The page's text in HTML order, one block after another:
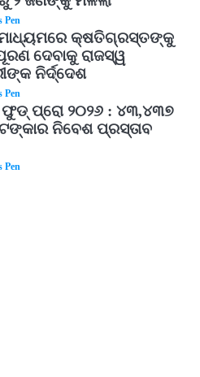
Pen
କ୍ଷତିଗ୍ରସ୍ତଙ୍କୁ
ଦେବାକୁ ରାଜସ୍ୱ
ନିର୍ଦ୍ଦେଶ
Pen
ଫୁଡ୍ ପ୍ରୋ ୨୦୨୬ : ୪୩,୪୩୭
ନିବେଶ ପ୍ରସ୍ତାବ
Pen